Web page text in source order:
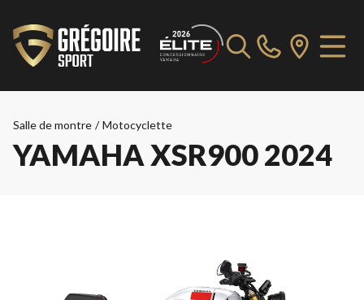
Salle de montre / Motocyclette
YAMAHA XSR900 2024